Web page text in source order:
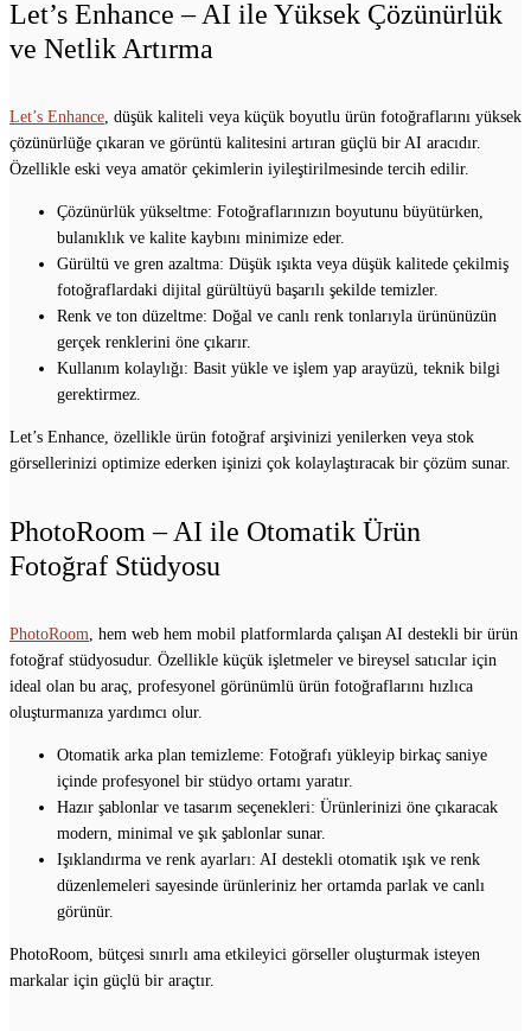
Let’s Enhance – AI ile Yüksek Çözünürlük
ve Netlik Artırma
Let’s Enhance, düşük kaliteli veya küçük boyutlu ürün fotoğraflarını yüksek
çözünürlüğe çıkaran ve görüntü kalitesini artıran güçlü bir AI aracıdır.
Özellikle eski veya amatör çekimlerin iyileştirilmesinde tercih edilir.
Çözünürlük yükseltme: Fotoğraflarınızın boyutunu büyütürken,
bulanıklık ve kalite kaybını minimize eder.
Gürültü ve gren azaltma: Düşük ışıkta veya düşük kalitede çekilmiş
fotoğraflardaki dijital gürültüyü başarılı şekilde temizler.
Renk ve ton düzeltme: Doğal ve canlı renk tonlarıyla ürününüzün
gerçek renklerini öne çıkarır.
Kullanım kolaylığı: Basit yükle ve işlem yap arayüzü, teknik bilgi
gerektirmez.
Let’s Enhance, özellikle ürün fotoğraf arşivinizi yenilerken veya stok
görsellerinizi optimize ederken işinizi çok kolaylaştıracak bir çözüm sunar.
PhotoRoom – AI ile Otomatik Ürün
Fotoğraf Stüdyosu
PhotoRoom , hem web hem mobil platformlarda çalışan AI destekli bir ürün
fotoğraf stüdyosudur. Özellikle küçük işletmeler ve bireysel satıcılar için
ideal olan bu araç, profesyonel görünümlü ürün fotoğraflarını hızlıca
oluşturmanıza yardımcı olur.
Otomatik arka plan temizleme: Fotoğrafı yükleyip birkaç saniye
içinde profesyonel bir stüdyo ortamı yaratır.
Hazır şablonlar ve tasarım seçenekleri: Ürünlerinizi öne çıkaracak
modern, minimal ve şık şablonlar sunar.
Işıklandırma ve renk ayarları: AI destekli otomatik ışık ve renk
düzenlemeleri sayesinde ürünleriniz her ortamda parlak ve canlı
görünür.
PhotoRoom, bütçesi sınırlı ama etkileyici görseller oluşturmak isteyen
markalar için güçlü bir araçtır.